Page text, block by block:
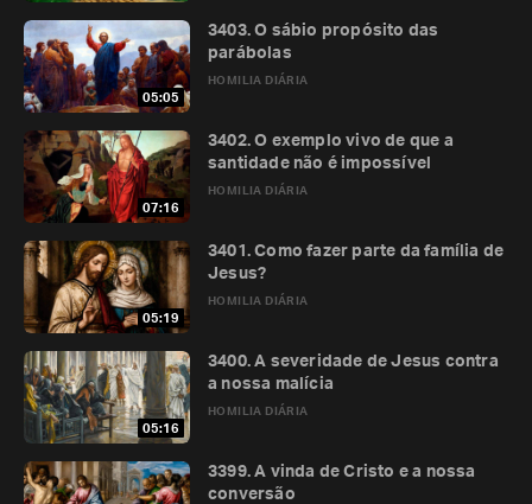
05:05
HOMILIA DIÁRIA
3403. O sábio propósito das
parábolas
07:16
HOMILIA DIÁRIA
3402. O exemplo vivo de que a
santidade não é impossível
05:19
HOMILIA DIÁRIA
3401. Como fazer parte da família de
Jesus?
05:16
HOMILIA DIÁRIA
3400. A severidade de Jesus contra
a nossa malícia
3399. A vinda de Cristo e a nossa
conversão